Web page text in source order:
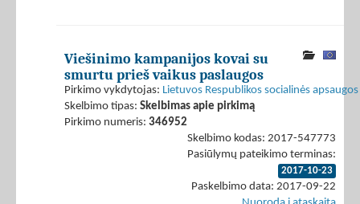
Viešinimo kampanijos kovai su
smurtu prieš vaikus paslaugos
Pirkimo vykdytojas: Lietuvos Respublikos socialinės
Skelbimo tipas: Skelbimas apie pirkimą
Pirkimo numeris: 346952
Skelbimo kodas: 2017-547773
Pasiūlymų pateikimo terminas:
2017-10-23
Paskelbimo data: 2017-09-22